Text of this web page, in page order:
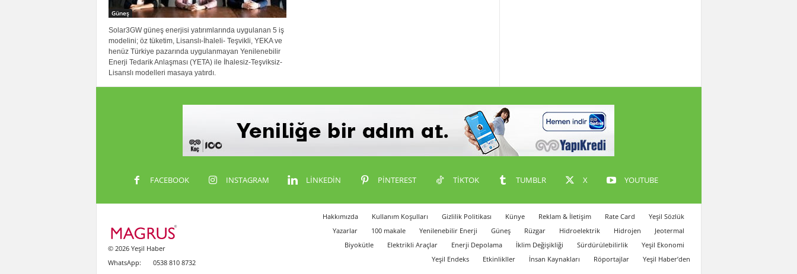
Güneş
Solar3GW güneş enerjisi yatırımlarında uygulanan 5 iş
modelini; öz tüketim, Lisanslı-İhaleli- Teşvikli, YEKA ve
henüz Türkiye pazarında uygulanmayan Yenilenebilir
Enerji Tedarik Anlaşması (YETA) ile İhalesiz-Teşviksiz-
Lisanslı modelleri masaya yatırdı.
FACEBOOK INSTAGRAM LINKEDIN PINTEREST TIKTOK TUMBLR X YOUTUBE
Hakkımızda Kullanım Koşulları Gizlilik Politikası Künye Reklam & İletişim Rate Card
Yeşil Sözlük
Yazarlar
100 makale Yenilenebilir Enerji Güneş Rüzgar Hidroelektrik Hidrojen
Jeotermal
Biyokütle
Elektrikli Araçlar Enerji Depolama İklim Değişikliği Sürdürülebilirlik
Yeşil Ekonomi
Yeşil Endeks
Etkinlikller İnsan Kaynakları Röportajlar Yeşil Haber’den
© 2026 Yeşil Haber
WhatsApp:
0538 810 8732